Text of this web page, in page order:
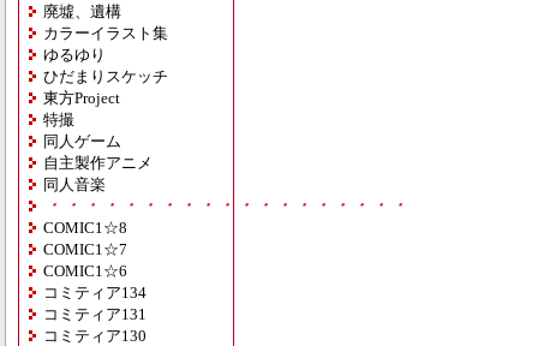
廃墟、遺構
カラーイラスト集
ゆるゆり
ひだまりスケッチ
東方Project
特撮
同人ゲーム
自主製作アニメ
同人音楽
・・・・・・・・・・・・・・・・・・・
COMIC1☆8
COMIC1☆7
COMIC1☆6
コミティア134
コミティア131
コミティア130